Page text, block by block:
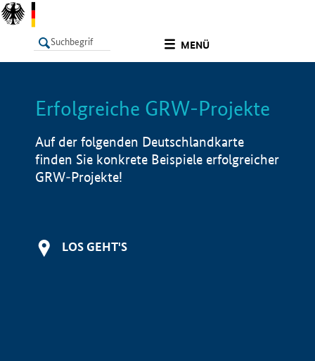
MENÜ
LISTE Info
Erfolgreiche GRW-Projekte
Auf der folgenden Deutschlandkarte
finden Sie konkrete Beispiele erfolgreicher
GRW-Projekte!
LOS GEHT'S